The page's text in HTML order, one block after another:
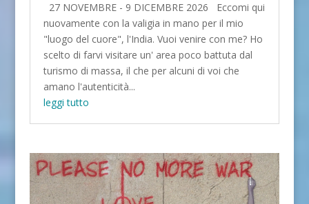
27 NOVEMBRE - 9 DICEMBRE 2026 Eccomi qui
nuovamente con la valigia in mano per il mio
"luogo del cuore", l'India. Vuoi venire con me? Ho
scelto di farvi visitare un' area poco battuta dal
turismo di massa, il che per alcuni di voi che
amano l'autenticità...
leggi tutto